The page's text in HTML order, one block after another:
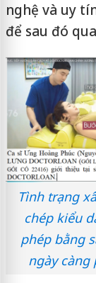
nghệ và uy
để sau đó
Tình trạng
chép kiểu
phép bằng
ngày